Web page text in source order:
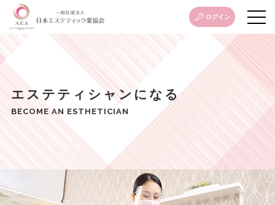
ログイン
エステティシャンになる
BECOME AN ESTHETICIAN